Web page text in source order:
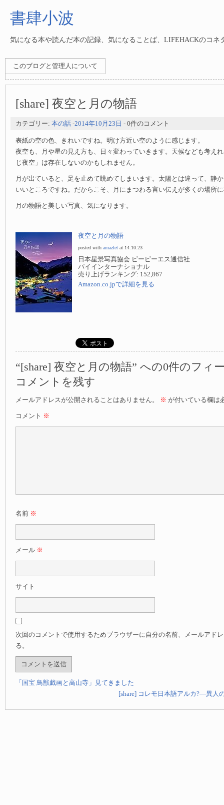
書肆小波
気になる本や読んだ本の記録、気になることば、LIFEHACKのコネ
このブログと管理人について
[share] 夜空と月の物語
カテゴリー: 本の話 -2014年10月23日 - 0件のコメント
表紙の空の色、きれいですね。明け方近い空のように感じます。
夜空も、月や星の見え方も、日々変わっていきます。天候なども考え
じ夜空」は存在しないのかもしれません。
月が出ていると、足を止めて眺めてしまいます。太陽とは違って、静
いいところですね。だからこそ、月にまつわる言い伝えが多くの場所
月の物語と美しい写真、気になります。
夜空と月の物語
posted with amazlet at 14.10.23
日本星景写真協会 ピーピーエス通信社
パイインターナショナル
売り上げランキング: 152,867
Amazon.co.jpで詳細を見る
“[share] 夜空と月の物語” への0件のフィ
コメントを残す
メールアドレスが公開されることはありません。 ※ が付いている欄は
コメント ※
名前 ※
メール ※
サイト
次回のコメントで使用するためブラウザーに自分の名前、メールアド
る。
「国宝 鳥獣戯画と高山寺」見てきました
[share] コレモ日本語アルカ?—異人